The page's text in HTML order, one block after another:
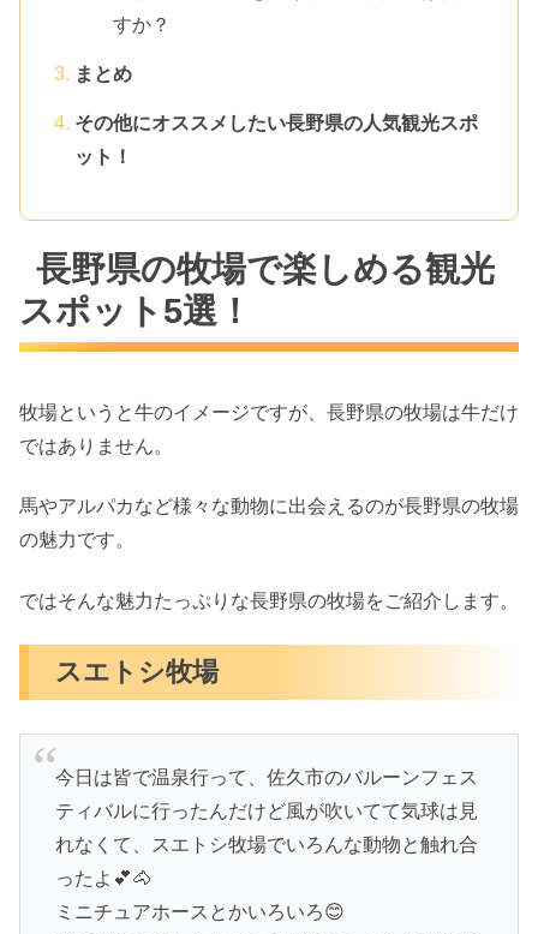
すか？
まとめ
その他にオススメしたい長野県の人気観光スポ
ット！
長野県の牧場で楽しめる観光
スポット5選！
牧場というと牛のイメージですが、長野県の牧場は牛だけ
ではありません。
馬やアルパカなど様々な動物に出会えるのが長野県の牧場
の魅力です。
ではそんな魅力たっぷりな長野県の牧場をご紹介します。
スエトシ牧場
今日は皆で温泉行って、佐久市のバルーンフェス
ティバルに行ったんだけど風が吹いてて気球は見
れなくて、スエトシ牧場でいろんな動物と触れ合
ったよ💕🐴
ミニチュアホースとかいろいろ😊